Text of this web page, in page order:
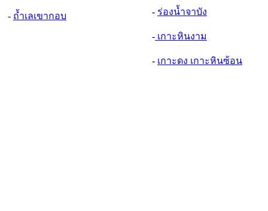
- ถ้ำเลเขากอบ - ร่องน้ำจาบัง
- เกาะหินงาม
- เกาะดง เกาะหินซ้อน